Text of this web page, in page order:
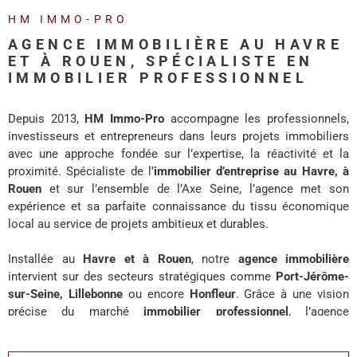
BLOG
HM IMMO-PRO
AGENCE IMMOBILIÈRE AU HAVRE
ET À ROUEN, SPÉCIALISTE EN
IMMOBILIER PROFESSIONNEL
Depuis 2013, HM Immo-Pro accompagne les professionnels,
investisseurs et entrepreneurs dans leurs projets immobiliers
avec une approche fondée sur l’expertise, la réactivité et la
proximité. Spécialiste de l’immobilier d’entreprise au Havre, à
Rouen et sur l’ensemble de l’Axe Seine, l’agence met son
expérience et sa parfaite connaissance du tissu économique
local au service de projets ambitieux et durables.
Installée au Havre et à Rouen, notre agence immobilière
intervient sur des secteurs stratégiques comme Port-Jérôme-
sur-Seine, Lillebonneou encore Honfleur. Grâce à une vision
précise du marché immobilier professionnel , l’agence